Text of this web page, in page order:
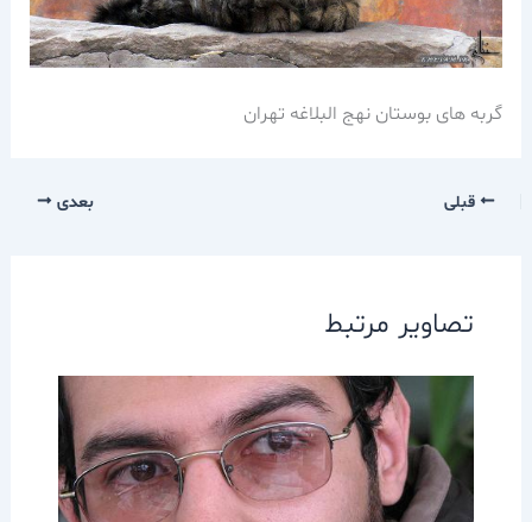
گربه های بوستان نهج البلاغه تهران
قبلی بعدی
تصاویر مرتبط